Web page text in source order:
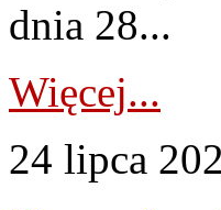
dnia 28...
Więcej...
24 lipca